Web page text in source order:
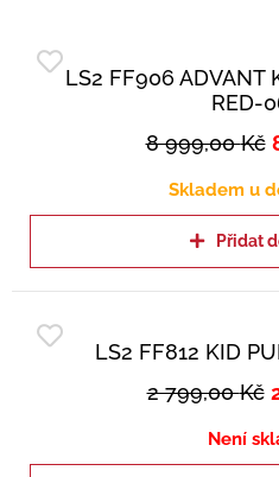
LS2 FF906 ADVANT
RED-
8 999,00Kč
Skladem u
Přidat
LS2 FF812 KID
2 799,00Kč
Není